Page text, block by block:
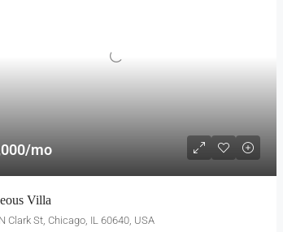
mo
Villa
Clark St, Chicago, IL 60640, USA